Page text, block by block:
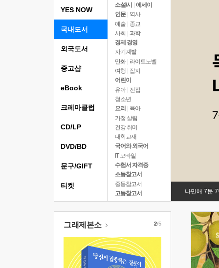
YES NOW
국내도서
소설/시
에세이
인문
역사
예술 | 종교
사회 | 과학
경제 경영
자기계발
만화 | 라이트노벨
여행
잡지
어린이
유아 | 전집
청소년
요리
육아
가정 살림
건강 취미
대학교재
국어와 외국어
IT 모바일
수험서 자격증
초등참고서
중등참고서
고등참고서
나민애 7문
외국도서
중고샵
eBook
크레마클럽
CD/LP
DVD/BD
문구/GIFT
티켓
그래제본소 2/5